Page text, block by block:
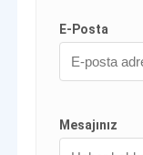
E-Posta
Mesajınız